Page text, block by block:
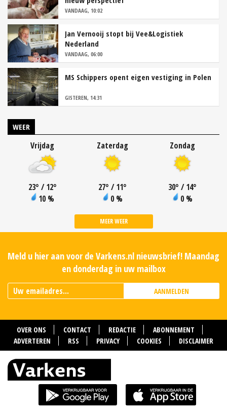
VANDAAG, 10:02
Jan Vernooij stopt bij Vee&Logistiek
Nederland
VANDAAG, 06:00
MS Schippers opent eigen vestiging in Polen
GISTEREN, 14:31
WEER
Vrijdag
23° / 12°
10 %
Zaterdag
27° / 11°
0 %
Zondag
30° / 14°
0 %
MEER WEER
Meld u hier aan voor de Varkens.nl nieuwsbrief! Maandag
en donderdag in uw mailbox
AANMELDEN
OVER ONS CONTACT REDACTIE
ABONNEMENT
ADVERTEREN
RSS PRIVACY COOKIES DISCLAIMER